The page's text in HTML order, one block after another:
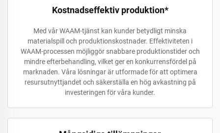
Kostnadseffektiv produktion*
Med vår WAAM-tjänst kan kunder betydligt minska
materialspill och produktionskostnader. Effektiviteten i
WAAM-processen möjliggör snabbare produktionstider och
mindre efterbehandling, vilket ger en konkurrensfördel på
marknaden. Våra lösningar är utformade för att optimera
resursutnyttjandet och säkerställa en hög avkastning på
investeringen för våra kunder.